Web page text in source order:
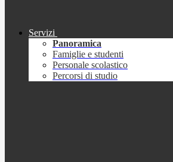
Servizi
Panoramica
Famiglie e studenti
Personale scolastico
Percorsi di studio